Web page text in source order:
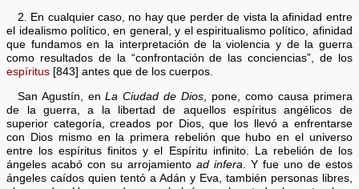
2. En cualquier caso, no hay que perder de vista la afinidad entre
el idealismo político, en general, y el espiritualismo político, afinidad
que fundamos en la interpretación de la violencia y de la guerra
como resultados de la “confrontación de las conciencias”, de los
espíritus [843] antes que de los cuerpos.
San Agustín, enLa Ciudad de Dios , pone, como causa primera
de la guerra, a la libertad de aquellos espíritus angélicos de
superior categoría, creados por Dios, que los llevó a enfrentarse
con Dios mismo en la primera rebelión que hubo en el universo
entre los espíritus finitos y el Espíritu infinito. La rebelión de los
ángeles acabó con su arrojamientoad infera . Y fue uno de estos
ángeles caídos quien tentó a Adán y Eva, también personas libres,